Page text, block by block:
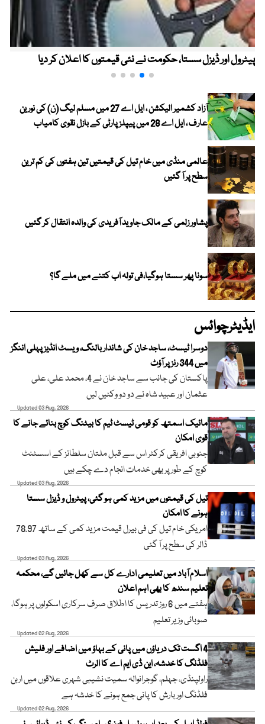
پیٹرول اور ڈیزل سستا، حکومت نے نئی قیمتوں کا اعلان کر دیا
آزاد کشمیر الیکشن ، ایل اے 27 میں مسلم لیگ (ن) کی نورین
عارف ، ایل اے 28 میں پیپلز پارٹی کے بازل نقوی کامیاب
عالمی منڈی میں خام تیل کی قیمتیں تین ہفتوں کی کم ترین
سطح پر آ گئیں
پشاور زلمی کے مالک جاوید آفریدی کی والدہ انتقال کر گئیں
سونا پھر سستا ہوگیا،فی تولہ اب کتنے میں ملے گا؟
ایڈیٹرچوائس
دوسرا ٹیسٹ، ساجد خان کی شاندار بالنگ، ویسٹ انڈیز پہلی اننگز
میں 344 رنز پر آؤٹ
پاکستان کی جانب سے ساجد خان نے 4، محمد علی، علی
عثمان اور عبید شاہ نے دو دو وکٹیں لیں
Updated 03 Aug, 2026
مائیک اسمتھ کو قومی ٹیسٹ ٹیم کا بیٹنگ کوچ بنائے جانے کا
قوی امکان
جنوبی افریقی کرکٹر اس سے قبل ملتان سلطانز کے اسسٹنٹ
کوچ کے طور پر بھی خدمات انجام دے چکے ہیں
Updated 03 Aug, 2026
تیل کی قیمتوں میں مزید کمی ہو گئی، پیٹرول و ڈیزل سستا
ہونے کا امکان
امریکی خام تیل کی فی بیرل قیمت مزید کمی کے ساتھ 78.97
ڈالر کی سطح پر آ گئی
Updated 03 Aug, 2026
اسلام آباد میں تعلیمی ادارے کل سے کھل جائیں گے، محکمہ
تعلیم سندھ کا بھی اہم اعلان
ہفتے میں 6 روز تدریس کا اطلاق صرف سرکاری اسکولوں پر ہوگا،
صوبائی وزیر تعلیم
Updated 02 Aug, 2026
4 اگست تک دریاؤں میں پانی کے بہاؤ میں اضافے اور فلیش
فلڈنگ کا خدشہ، این ڈی ایم اے کا الرٹ
راولپنڈی، جہلم، گوجرانوالہ سمیت نشیبی شہری علاقوں میں اربن
فلڈنگ اور بارش کا پانی جمع ہونے کا خدشہ ہے
Updated 02 Aug, 2026